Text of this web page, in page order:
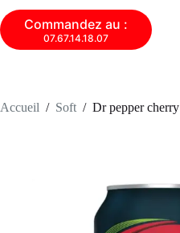
Commandez au :
07.67.14.18.07
Accueil / Soft / Dr pepper cherry